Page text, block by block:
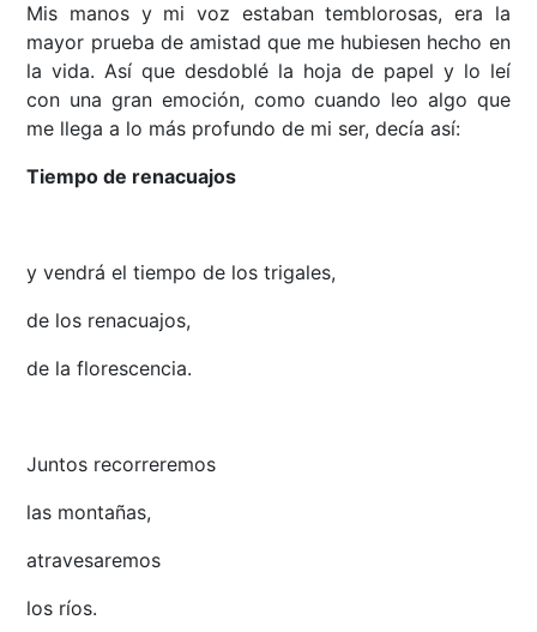
Mis manos y mi voz estaban temblorosas, era la
mayor prueba de amistad que me hubiesen hecho en
la vida. Así que desdoblé la hoja de papel y lo leí
con una gran emoción, como cuando leo algo que
me llega a lo más profundo de mi ser, decía así:
Tiempo de renacuajos
y vendrá el tiempo de los trigales,
de los renacuajos,
de la florescencia.
Juntos recorreremos
las montañas,
atravesaremos
los ríos.